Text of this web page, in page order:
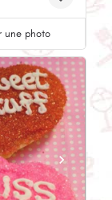
une photo